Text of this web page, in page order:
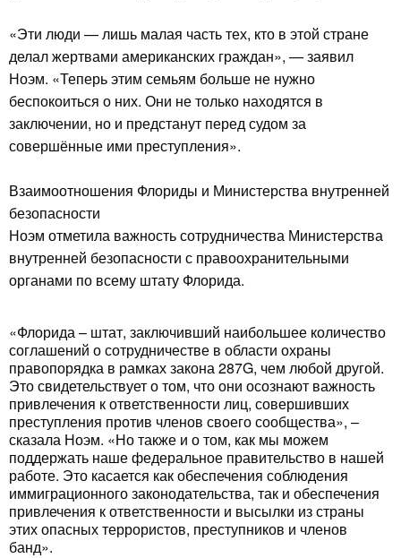
«Эти люди — лишь малая часть тех, кто в этой стране
делал жертвами американских граждан», — заявил
Ноэм. «Теперь этим семьям больше не нужно
беспокоиться о них. Они не только находятся в
заключении, но и предстанут перед судом за
совершённые ими преступления».
Взаимоотношения Флориды и Министерства внутренней
безопасности
Ноэм отметила важность сотрудничества Министерства
внутренней безопасности с правоохранительными
органами по всему штату Флорида.
«Флорида – штат, заключивший наибольшее количество
соглашений о сотрудничестве в области охраны
правопорядка в рамках закона 287G, чем любой другой.
Это свидетельствует о том, что они осознают важность
привлечения к ответственности лиц, совершивших
преступления против членов своего сообщества», –
сказала Ноэм. «Но также и о том, как мы можем
поддержать наше федеральное правительство в нашей
работе. Это касается как обеспечения соблюдения
иммиграционного законодательства, так и обеспечения
привлечения к ответственности и высылки из страны
этих опасных террористов, преступников и членов
банд».